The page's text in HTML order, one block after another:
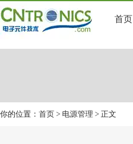
首页
你的位置： 首页 > 电源管理 > 正文